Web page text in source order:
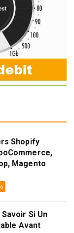
Shopify
Magento
Si Un
Avant